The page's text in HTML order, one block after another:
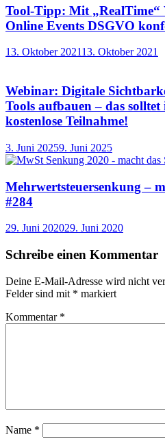
Tool-Tipp: Mit „RealTime“
Online Events DSGVO
13. Oktober 202113. Oktober 2021
Webinar: Digitale
Tools aufbauen – das
kostenlose Teilnahme!
3. Juni 20259. Juni 2025
Mehrwertsteuersenkung –
#284
29. Juni 202029. Juni 2020
Schreibe einen Kommentar
Deine E-Mail-Adresse wird nicht
Felder sind mit * markiert
Kommentar *
Name *